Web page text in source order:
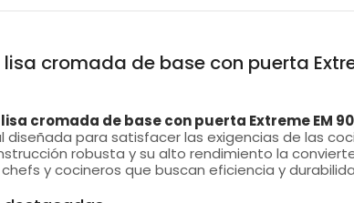
cromada de base con puerta
cromada de base con puerta Extreme EM
diseñada para satisfacer las exigencias de las
robusta y su alto rendimiento la
y cocineros que buscan eficiencia y